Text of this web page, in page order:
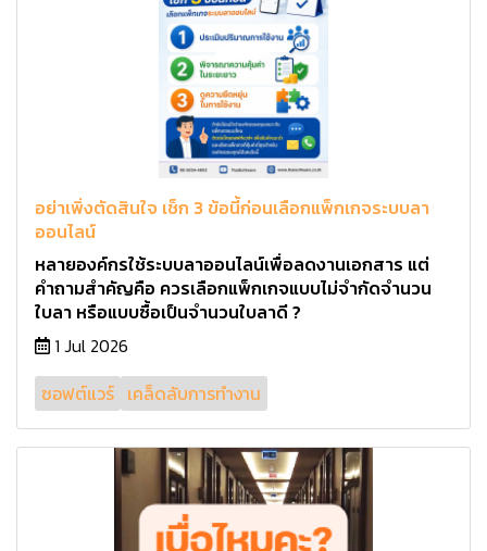
อย่าเพิ่งตัดสินใจ เช็ก 3 ข้อนี้ก่อนเลือกแพ็กเกจระบบลา
ออนไลน์
หลายองค์กรใช้ระบบลาออนไลน์เพื่อลดงานเอกสาร แต่
คำถามสำคัญคือ ควรเลือกแพ็กเกจแบบไม่จำกัดจำนวน
ใบลา หรือแบบซื้อเป็นจำนวนใบลาดี ?
1 Jul 2026
ซอฟต์แวร์ เคล็ดลับการทำงาน